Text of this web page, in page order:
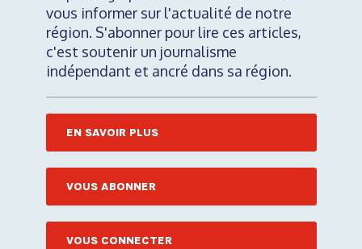
vous informer sur l'actualité de notre
région. S'abonner pour lire ces articles,
c'est soutenir un journalisme
indépendant et ancré dans sa région.
EN SAVOIR PLUS
VOUS ABONNER
VOUS CONNECTER